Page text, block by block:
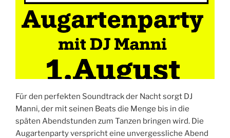
Für den perfekten Soundtrack der Nacht sorgt DJ
Manni, der mit seinen Beats die Menge bis in die
späten Abendstunden zum Tanzen bringen wird. Die
Augartenparty verspricht eine unvergessliche Abend